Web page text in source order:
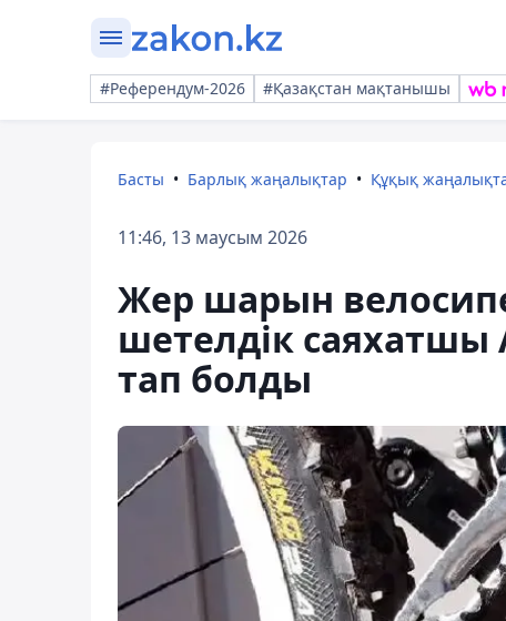
#Референдум-2026 #Қазақстан мақтанышы
Басты Барлық жаңалықтар Құқық
11:46, 13 маусым 2026
Жер шарын
шетелдік саяхатшы
тап болды